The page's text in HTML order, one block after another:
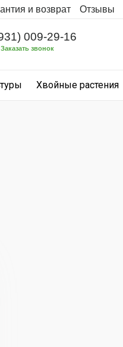
и возврат Отзывы
009-29-16
Заказать звонок
Хвойные растения